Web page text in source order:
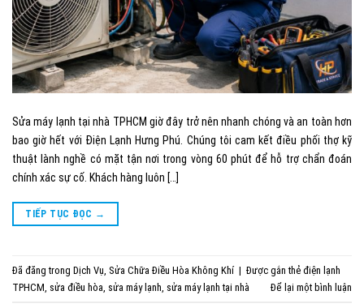
Sửa máy lạnh tại nhà TPHCM giờ đây trở nên nhanh chóng và an toàn hơn
bao giờ hết với Điện Lạnh Hưng Phú. Chúng tôi cam kết điều phối thợ kỹ
thuật lành nghề có mặt tận nơi trong vòng 60 phút để hỗ trợ chẩn đoán
chính xác sự cố. Khách hàng luôn […]
TIẾP TỤC ĐỌC →
Đã đăng trong Dịch Vụ Sửa Chữa Điều Hòa Không Khí | Được gắn thẻ điện lạnh
TPHCM sửa điều hòa sửa máy lạnh sửa máy lạnh tại nhà Để lại một bình luận